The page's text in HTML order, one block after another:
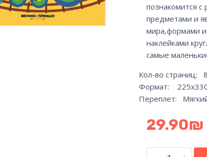
познакомится
предметами и
мира,формами
наклейками
самые
Кол-во страниц: 8
Формат:
Переплет:
29.90₪